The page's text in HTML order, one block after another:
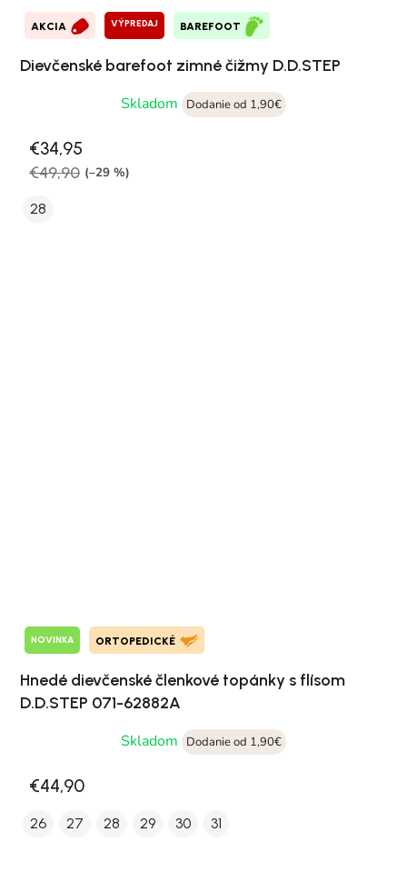
AKCIA VÝPREDAJ BAREFOOT
Dievčenské barefoot zimné čižmy D.D.STEP
Skladom
Dodanie od 1,90€
€34,95
€49,90 (–29 %)
28
NOVINKA ORTOPEDICKÉ
Hnedé dievčenské členkové topánky s flísom
D.D.STEP 071-62882A
Skladom
Dodanie od 1,90€
€44,90
26 27 28 29 30 31